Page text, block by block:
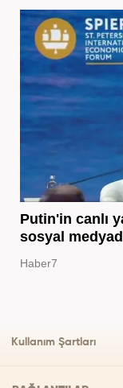
Putin'in canlı
sosyal
Haber7
Kullanım Şartları